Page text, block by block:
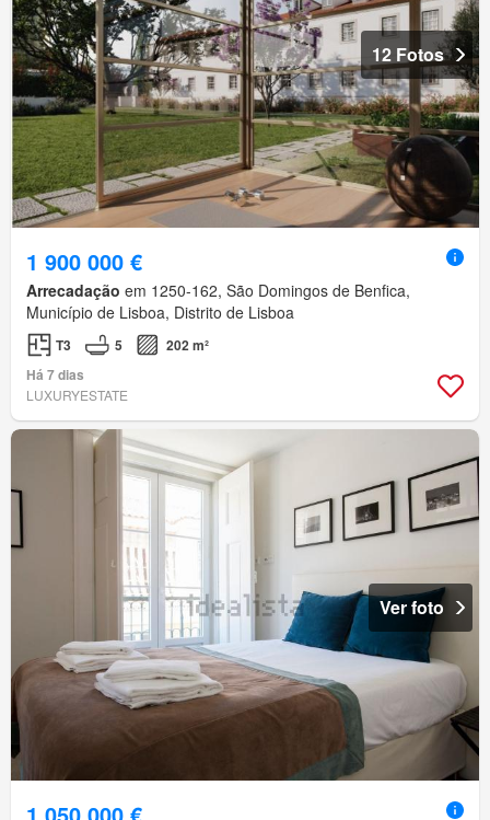
12 Fotos
1 900 000 €
Arrecadação em 1250-162, São Domingos de Benfica,
Município de Lisboa, Distrito de Lisboa
T3 5
202 m²
Há 7 dias
LUXURYESTATE
Ver foto